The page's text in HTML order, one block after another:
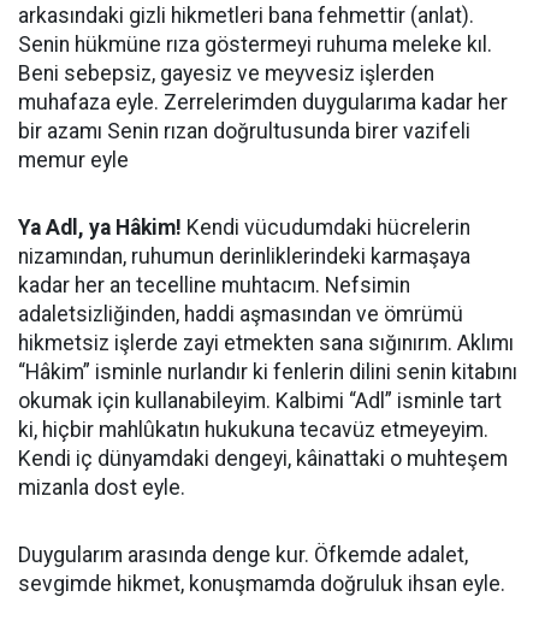
arkasındaki gizli hikmetleri bana fehmettir (anlat).
Senin hükmüne rıza göstermeyi ruhuma meleke kıl.
Beni sebepsiz, gayesiz ve meyvesiz işlerden
muhafaza eyle. Zerrelerimden duygularıma kadar her
bir azamı Senin rızan doğrultusunda birer vazifeli
memur eyle
​Ya Adl, ya Hâkim! Kendi vücudumdaki hücrelerin
nizamından, ruhumun derinliklerindeki karmaşaya
kadar her an tecelline muhtacım. Nefsimin
adaletsizliğinden, haddi aşmasından ve ömrümü
hikmetsiz işlerde zayi etmekten sana sığınırım. Aklımı
“Hâkim” isminle nurlandır ki fenlerin dilini senin kitabını
okumak için kullanabileyim. Kalbimi “Adl” isminle tart
ki, hiçbir mahlûkatın hukukuna tecavüz etmeyeyim.
Kendi iç dünyamdaki dengeyi, kâinattaki o muhteşem
mizanla dost eyle.
Duygularım arasında denge kur. Öfkemde adalet,
sevgimde hikmet, konuşmamda doğruluk ihsan eyle.